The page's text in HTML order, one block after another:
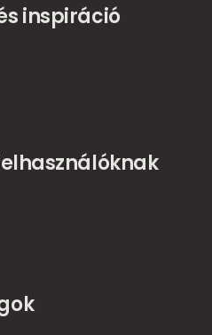
inspiráció